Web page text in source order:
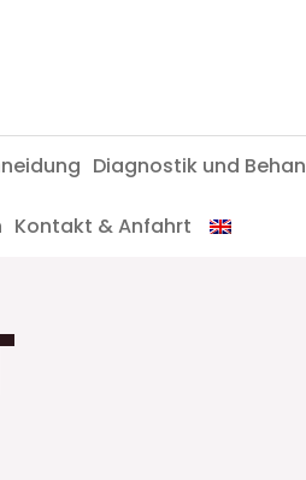
Diagnostik und
Kontakt & Anfahrt